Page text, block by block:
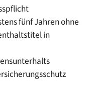
fünf Jahren ohne
in